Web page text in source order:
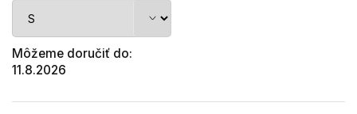
Môžeme doručiť do:
11.8.2026